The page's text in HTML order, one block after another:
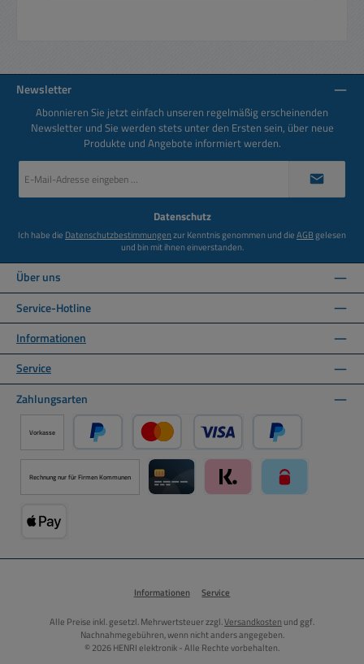
Newsletter
Abonnieren Sie jetzt einfach unseren regelmäßig erscheinenden
Newsletter und Sie werden stets unter den Ersten sein, über neue
Produkte und Angebote informiert werden.
Mail-
Datenschutz
Ich habe die Datenschutzbestimmungenzur Kenntnis genommen und dieAGBgelesen
und bin mit ihnen einverstanden.
Über uns
Service-Hotline
Informationen
Service
Zahlungsarten
Vorkasse
PayPal Kredit- oder Debitkarte über PayPal
Später Bezahlen
Rechnung nur für Firmen Kommunen
Informationen Service
Alle Preise inkl. gesetzl. Mehrwertsteuer zzgl.Versandkosten und ggf.
Nachnahmegebühren, wenn nicht anders angegeben.
© 2026 HENRI elektronik - Alle Rechte vorbehalten.